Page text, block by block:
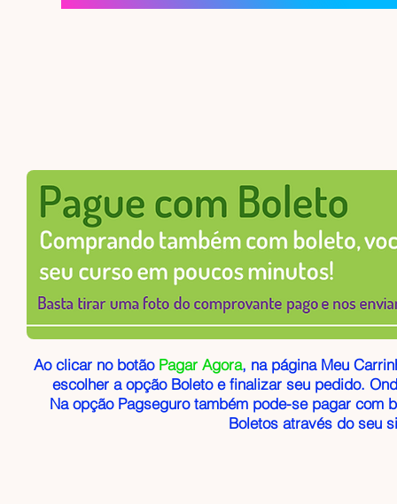
Ao clicar no botão Pagar Agora, na página Meu
escolher a opção Boleto e finalizar seu pedido.
Na opção Pagseguro também pode-se pagar com
Boletos através do seu